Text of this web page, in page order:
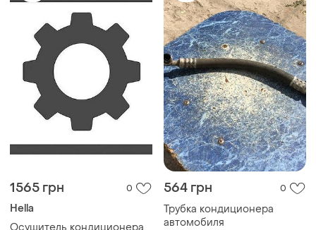
1565 грн 0
Hella
564 грн 0
Трубка кондиционера
автомобиля